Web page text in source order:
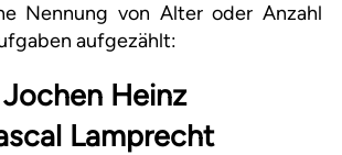
Nennung von Alter oder Anzahl
aufgezählt:
Jochen Heinz
Lamprecht